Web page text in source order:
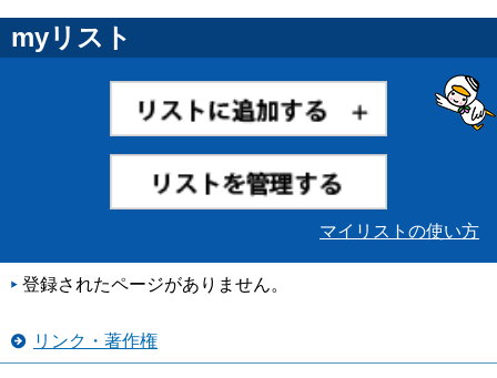
myリスト
マイリストの使い方
登録されたページがありません。
リンク・著作権